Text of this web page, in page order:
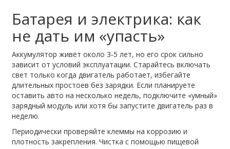
Батарея и электрика: как
не дать им «упасть»
Аккумулятор живёт около 3‑5 лет, но его срок сильно
зависит от условий эксплуатации. Старайтесь включать
свет только когда двигатель работает, избегайте
длительных простоев без зарядки. Если планируете
оставить авто на несколько недель, подключите «умный»
зарядный модуль или хотя бы запустите двигатель раз в
неделю.
Периодически проверяйте клеммы на коррозию и
плотность закрепления. Чистка с помощью пищевой